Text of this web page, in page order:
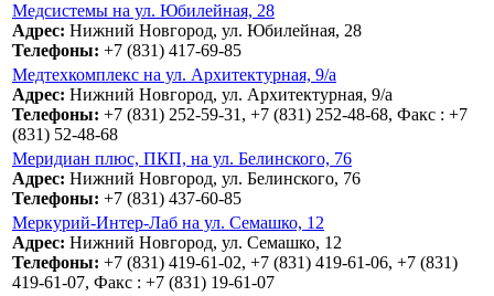
Медсистемы на ул. Юбилейная, 28
Адрес: Нижний Новгород, ул. Юбилейная, 28
Телефоны: +7 (831) 417-69-85
Медтехкомплекс на ул. Архитектурная, 9/а
Адрес: Нижний Новгород, ул. Архитектурная, 9/а
Телефоны: +7 (831) 252-59-31, +7 (831) 252-48-68, Факс : +7
(831) 52-48-68
Меридиан плюс, ПКП, на ул. Белинского, 76
Адрес: Нижний Новгород, ул. Белинского, 76
Телефоны: +7 (831) 437-60-85
Меркурий-Интер-Лаб на ул. Семашко, 12
Адрес: Нижний Новгород, ул. Семашко, 12
Телефоны: +7 (831) 419-61-02, +7 (831) 419-61-06, +7 (831)
419-61-07, Факс : +7 (831) 19-61-07